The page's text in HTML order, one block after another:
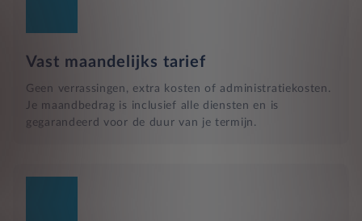
Vast maandelijks tarief
Geen verrassingen, extra kosten of administratiekosten.
Je maandbedrag is inclusief alle diensten en is
gegarandeerd voor de duur van je termijn.